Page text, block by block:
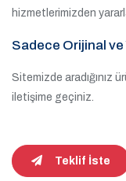
hizmetlerimizden
Sadece Orijinal ve
Sitemizde aradığınız
iletişime geçiniz.
Teklif İste